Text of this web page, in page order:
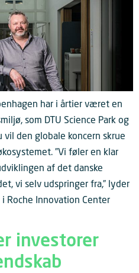
har i årtier været en
som DTU Science Park og
vil den globale koncern skrue
”Vi føler en klar
af det danske
vi selv udspringer fra,” lyder
Roche Innovation Center
investorer